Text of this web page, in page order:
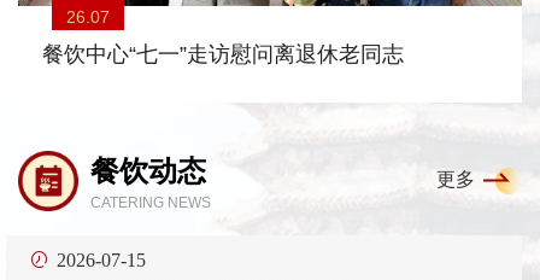
26.07
26.07
餐饮中心“七一”走访慰问离退休老同志
26.07
餐饮中心馨园食堂开展暖心毕业季活动
26.07
餐饮动态
CATERING NEWS
更多
2026-07-15